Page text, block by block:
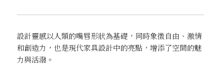
設計靈感以人類的嘴唇形狀為基礎，同時象徵自由、激情
和創造力，也是現代家具設計中的亮點，增添了空間的魅
力與活潑。